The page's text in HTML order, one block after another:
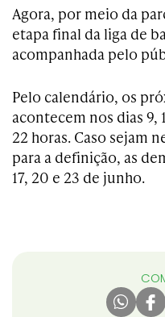
Agora, por meio da
etapa final da liga de
acompanhada pelo
Pelo calendário, os
acontecem nos dias 9,
22 horas. Caso sejam
para a definição, as
17, 20 e 23 de junho.